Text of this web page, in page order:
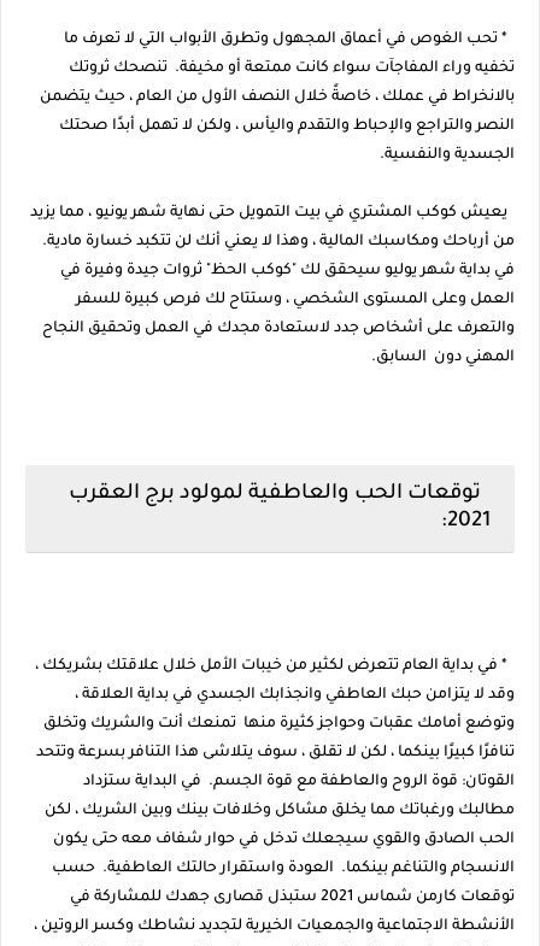
* تحب الغوص في أعماق المجهول وتطرق الأبواب التي لا تعرف ما
تخفيه وراء المفاجآت سواء كانت ممتعة أو مخيفة. تنصحك ثروتك
بالانخراط في عملك ، خاصةً خلال النصف الأول من العام ، حيث يتضمن
النصر والتراجع والإحباط والتقدم واليأس ، ولكن لا تهمل أبدًا صحتك
الجسدية والنفسية.
يعيش كوكب المشتري في بيت التمويل حتى نهاية شهر يونيو ، مما يزيد
من أرباحك ومكاسبك المالية ، وهذا لا يعني أنك لن تتكبد خسارة مادية.
في بداية شهر يوليو سيحقق لك "كوكب الحظ" ثروات جيدة وفيرة في
العمل وعلى المستوى الشخصي ، وستتاح لك فرص كبيرة للسفر
والتعرف على أشخاص جدد لاستعادة مجدك في العمل وتحقيق النجاح
المهني دون السابق.
توقعات الحب والعاطفية لمولود برج العقرب
2021:
* في بداية العام تتعرض لكثير من خيبات الأمل خلال علاقتك بشريكك ،
وقد لا يتزامن حبك العاطفي وانجذابك الجسدي في بداية العلاقة ،
وتوضع أمامك عقبات وحواجز كثيرة منها تمنعك أنت والشريك وتخلق
تنافرًا كبيرًا بينكما ، لكن لا تقلق ، سوف يتلاشى هذا التنافر بسرعة وتتحد
القوتان: قوة الروح والعاطفة مع قوة الجسم. في البداية ستزداد
مطالبك ورغباتك مما يخلق مشاكل وخلافات بينك وبين الشريك ، لكن
الحب الصادق والقوي سيجعلك تدخل في حوار شفاف معه حتى يكون
الانسجام والتناغم بينكما. العودة واستقرار حالتك العاطفية. حسب
توقعات كارمن شماس 2021 ستبذل قصارى جهدك للمشاركة في
الأنشطة الاجتماعية والجمعيات الخيرية لتجديد نشاطك وكسر الروتين ،